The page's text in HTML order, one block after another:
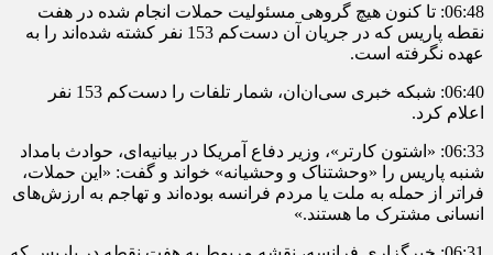
06:48: تا کنون هیچ گروهی مسئولیت حملات انجام شده در هفت
نقطه پاریس که در جریان آن دست‌کم 153 نفر کشته شده‌اند را به
عهده نگرفته است.
06:40: شبکه خبری سی‌ان‌ان، شمار تلفات را دست‌کم 153 نفر
اعلام کرد.
06:33: «اشتون کارتر»، وزیر دفاع آمریکا در بیانیه‌ای، حوادث بامداد
شنبه پاریس را «وحشتناک و وحشیانه» خواند و گفت: «این حملات،
فراتر از حمله به ملت یا مردم فرانسه بوده‌اند و تهاجم به ارزش‌های
انسانی مشترک ما هستند.»